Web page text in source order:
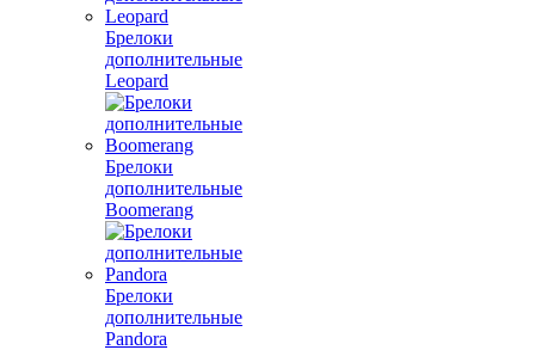
Брелоки
дополнительные
Leopard
Брелоки
дополнительные
Boomerang
Брелоки
дополнительные
Pandora